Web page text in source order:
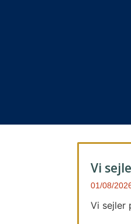
Vi
01/08/
Vi sejler